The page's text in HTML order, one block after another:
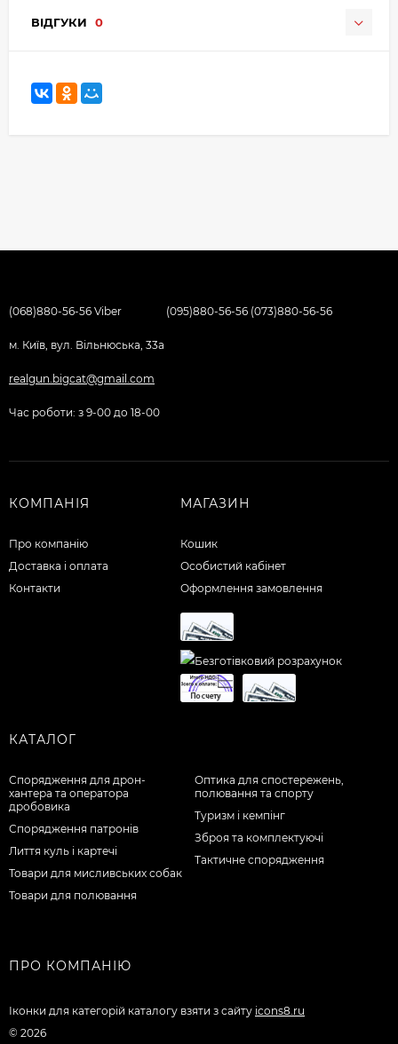
ВІДГУКИ 0
(068)880-56-56 Viber (095)880-56-56 (073)880-56-56
м. Київ, вул. Вільнюська, 33а
realgun.bigcat@gmail.com
Час роботи: з 9-00 до 18-00
КОМПАНІЯ
Про компанію
Доставка і оплата
Контакти
МАГАЗИН
Кошик
Особистий кабінет
Оформлення замовлення
КАТАЛОГ
Спорядження для дрон-
хантера та оператора
дробовика
Спорядження патронів
Лиття куль і картечі
Товари для мисливських собак
Товари для полювання
Оптика для спостережень,
полювання та спорту
Туризм і кемпінг
Зброя та комплектуючі
Тактичне спорядження
ПРО КОМПАНІЮ
Іконки для категорій каталогу взяти з сайту icons8.ru
© 2026